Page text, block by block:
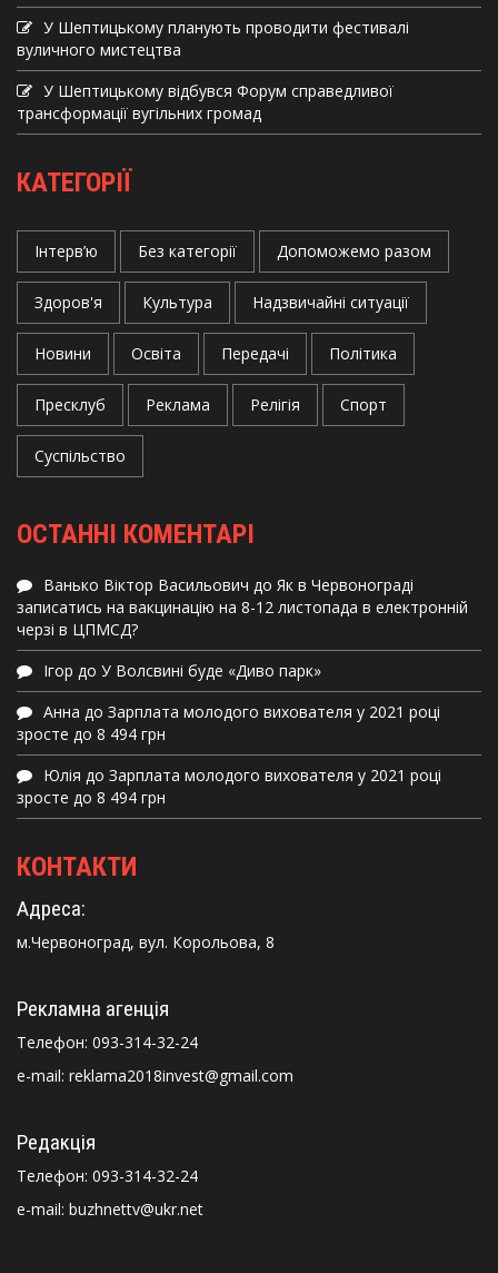
У Шептицькому планують проводити фестивалі
вуличного мистецтва
У Шептицькому відбувся Форум справедливої
трансформації вугільних громад
КАТЕГОРІЇ
Інтерв’ю Без категорії Допоможемо разом
Здоров'я Культура Надзвичайні ситуації
Новини Освіта Передачі Політика
Пресклуб Реклама Релігія Спорт
Суспільство
ОСТАННІ КОМЕНТАРІ
Ванько Віктор Васильович до Як в Червонограді
записатись на вакцинацію на 8-12 листопада в електронній
черзі в ЦПМСД?
Ігор до У Волсвині буде «Диво парк»
Анна до Зарплата молодого вихователя у 2021 році
зросте до 8 494 грн
Юлія до Зарплата молодого вихователя у 2021 році
зросте до 8 494 грн
КОНТАКТИ
Адреса:
м.Червоноград, вул. Корольова, 8
Рекламна агенція
Телефон: 093-314-32-24
e-mail: reklama2018invest@gmail.com
Редакція
Телефон: 093-314-32-24
e-mail: buzhnettv@ukr.net